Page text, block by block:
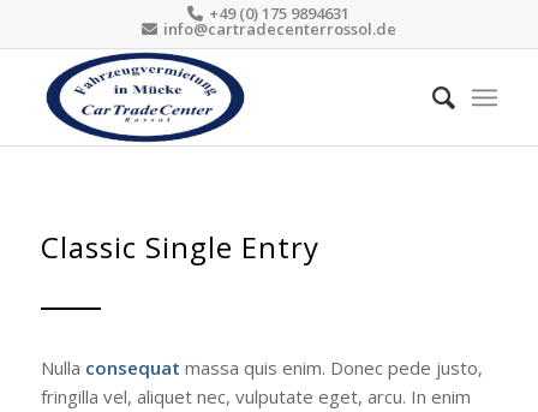
+49 (0) 175 9894631
info@cartradecenterrossol.de
Classic Single Entry
Nulla consequat massa quis enim. Donec pede justo,
fringilla vel, aliquet nec, vulputate eget, arcu. In enim